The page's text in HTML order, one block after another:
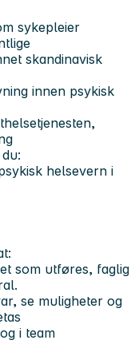
sykepleier
skandinavisk
innen psykisk
helsevern i
som utføres, faglig
se muligheter og
i team